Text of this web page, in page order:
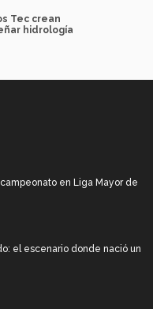
Tec crean
hidrología
en Liga Mayor de
el escenario donde nació un